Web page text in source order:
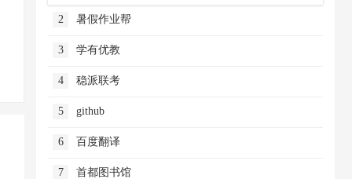
2 暑假作业帮
3 学有优教
4 稳派联考
5 github
6 百度翻译
7 首都图书馆